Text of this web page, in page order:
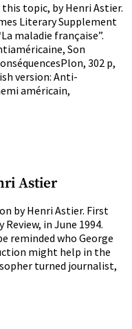
topic, by Henri Astier.
Literary Supplement
maladie française”.
Son
302 p,
version: Anti-
américain,
Astier
by Henri Astier. First
in June 1994.
reminded who George
might help in the
turned journalist,